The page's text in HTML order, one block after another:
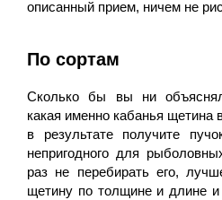
описанный прием, ничем не
По сортам
Сколько бы вы ни
какая именно кабанья щетина
в результате получите
непригодного для
раз не перебирать его,
щетину по толщине и длине